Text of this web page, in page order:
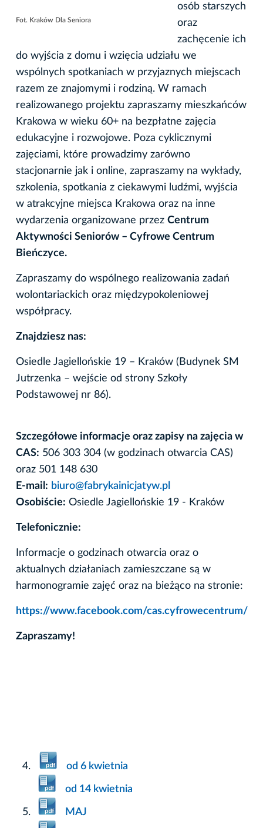
Fot. Kraków Dla Seniora
osób starszych
oraz
zachęcenie ich
do wyjścia z domu i wzięcia udziału we
wspólnych spotkaniach w przyjaznych miejscach
razem ze znajomymi i rodziną. W ramach
realizowanego projektu zapraszamy mieszkańców
Krakowa w wieku 60+ na bezpłatne zajęcia
edukacyjne i rozwojowe. Poza cyklicznymi
zajęciami, które prowadzimy zarówno
stacjonarnie jak i online, zapraszamy na wykłady,
szkolenia, spotkania z ciekawymi ludźmi, wyjścia
w atrakcyjne miejsca Krakowa oraz na inne
wydarzenia organizowane przez Centrum
Aktywności Seniorów – Cyfrowe Centrum
Bieńczyce.
Zapraszamy do wspólnego realizowania zadań
wolontariackich oraz międzypokoleniowej
współpracy.
Znajdziesz nas:
Osiedle Jagiellońskie 19 – Kraków (Budynek SM
Jutrzenka – wejście od strony Szkoły
Podstawowej nr 86).
Szczegółowe informacje oraz zapisy na zajęcia w
CAS: 506 303 304 (w godzinach otwarcia CAS)
oraz 501 148 630
E-mail: biuro@fabrykainicjatyw.pl
Osobiście: Osiedle Jagiellońskie 19 - Kraków
Telefonicznie:
Informacje o godzinach otwarcia oraz o
aktualnych działaniach zamieszczane są w
harmonogramie zajęć oraz na bieżąco na stronie:
https://www.facebook.com/cas.cyfrowecentrum/
Zapraszamy!
od 6 kwietnia
od 14 kwietnia
MAJ